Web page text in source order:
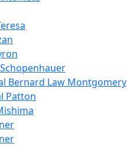
Bernard Law Montgomery
Patton